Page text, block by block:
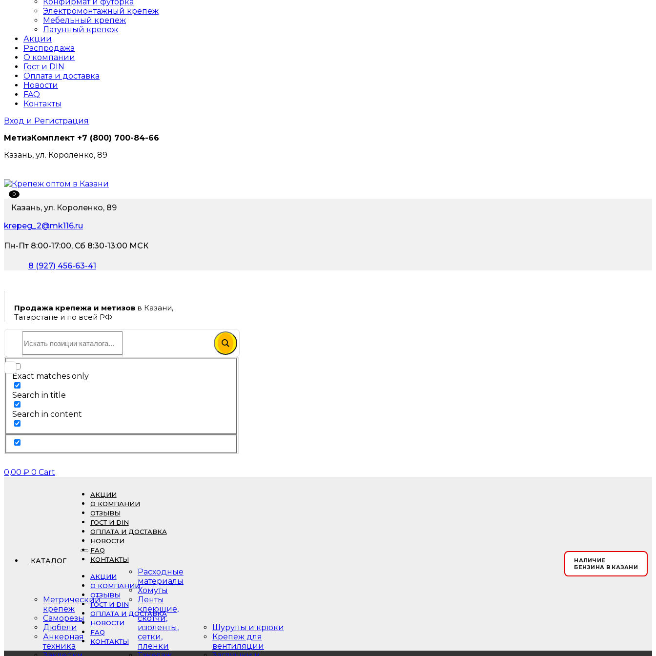
Электромонтажный крепеж
Мебельный крепеж
Латунный крепеж
Акции
Распродажа
О компании
Гост и DIN
Оплата и доставка
Новости
FAQ
Контакты
Вход и Регистрация
МетизКомплект +7 (800) 700-84-66
Казань, ул. Короленко, 89
0
Казань, ул. Короленко, 89
krepeg_2@mk116.ru
Пн-Пт 8:00-17:00, Сб 8:30-13:00 МСК
8 (927) 456-63-41
Продажа крепежа и метизов в Казани,
Татарстане и по всей РФ
Exact matches only
Search in title
Search in content
0,00 ₽ 0 Cart
КАТАЛОГ
Метрический
крепеж
Саморезы
Дюбели
Анкерная
техника
Расходные
материалы
Хомуты
Ленты
клеющие,
скотчи,
изоленты,
сетки,
пленки
Шурупы и крюки
Крепеж для
вентиляции
АКЦИИ
О КОМПАНИИ
ОТЗЫВЫ
ГОСТ И DIN
ОПЛАТА И ДОСТАВКА
НОВОСТИ
FAQ
КОНТАКТЫ
АКЦИИ
О КОМПАНИИ
ОТЗЫВЫ
ГОСТ И DIN
ОПЛАТА И ДОСТАВКА
НОВОСТИ
FAQ
КОНТАКТЫ
НАЛИЧИЕ
БЕНЗИНА В КАЗАНИ